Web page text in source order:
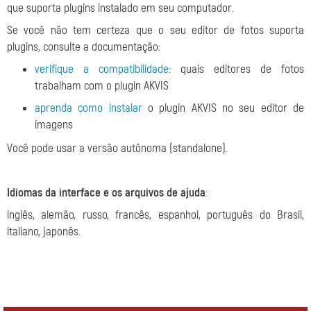
que suporta plugins instalado em seu computador.
Se você não tem certeza que o seu editor de fotos suporta
plugins, consulte a documentação:
verifique a compatibilidade: quais editores de fotos
trabalham com o plugin AKVIS
aprenda como instalaro plugin AKVIS no seu editor de
imagens
Você pode usar a versão autônoma (standalone).
Idiomas da interface e os arquivos de ajuda:
inglês, alemão, russo, francês, espanhol, português do Brasil,
italiano, japonês.